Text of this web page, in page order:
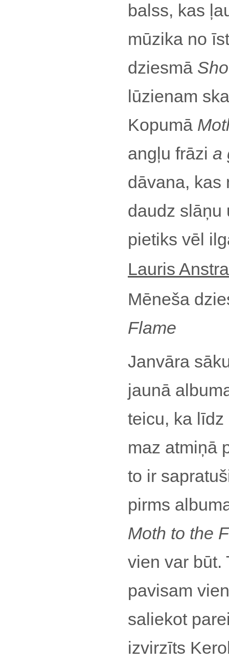
balss, kas
mūzika no
dziesmā
lūzienam
Kopumā
angļu frāzi a
dāvana, kas
daudz slāņu
pietiks vēl
Lauris
Mēneša
Flame
Janvāra
jaunā
teicu, ka
maz atmiņā
to ir
pirms
Moth to the
vien var būt.
pavisam
saliekot
izvirzīts